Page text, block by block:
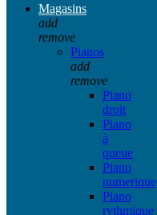
Magasins
add
remove
Pianos
add
remove
Piano
droit
Piano
à
queue
Piano
numerique
Piano
rythmique